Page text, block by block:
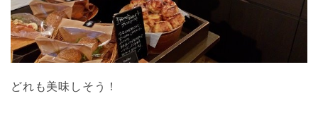
どれも美味しそう！